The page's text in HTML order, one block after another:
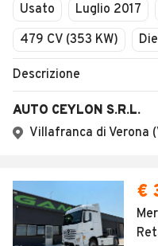
Usato Luglio 2017
479 CV (353 KW)
Descrizione
AUTO CEYLON S.R.L.
Villafranca di Verona
€